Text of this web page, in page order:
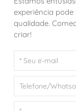
experiência
qualidade.
criar!